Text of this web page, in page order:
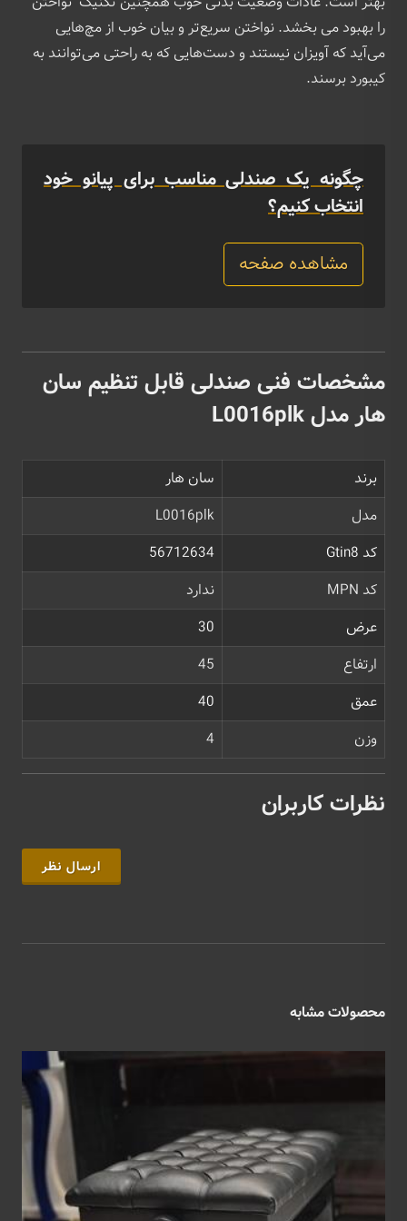
را بهبود می بخشد. نواختن سریع‌تر و بیان خوب از مچ‌هایی
می‌آید که آویزان نیستند و دست‌هایی که به راحتی می‌توانند به
کیبورد برسند.
چگونه یک صندلی مناسب برای پیانو خود
انتخاب کنیم؟
مشاهده صفحه
مشخصات فنی صندلی قابل تنظیم سان
هار مدل L0016plk
برند
سان هار
مدل
L0016plk
کد Gtin8
56712634
کد MPN
ندارد
عرض
30
ارتفاع
45
عمق
40
وزن
4
نظرات کاربران
ارسال نظر
محصولات مشابه